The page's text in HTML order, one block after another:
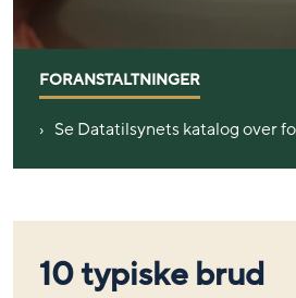
FORANSTALTNINGER
Se Datatilsynets katalog over
10 typiske brud